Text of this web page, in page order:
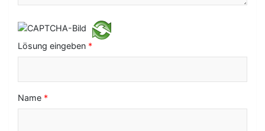
a
n
Lösung eingeben *
Name *